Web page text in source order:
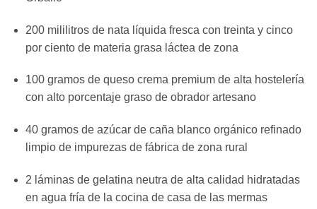
200 mililitros de nata líquida fresca con treinta y cinco
por ciento de materia grasa láctea de zona
100 gramos de queso crema premium de alta hostelería
con alto porcentaje graso de obrador artesano
40 gramos de azúcar de caña blanco orgánico refinado
limpio de impurezas de fábrica de zona rural
2 láminas de gelatina neutra de alta calidad hidratadas
en agua fría de la cocina de casa de las mermas